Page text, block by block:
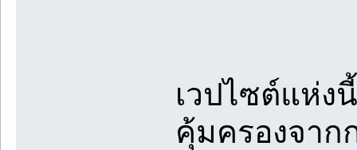
เวปไซต์แห่ง
คุ้มครองจาก